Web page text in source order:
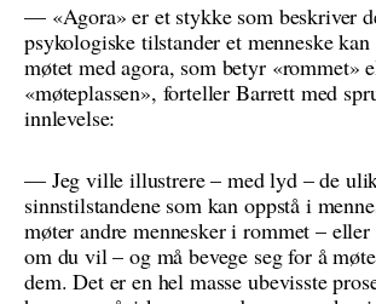
— «Agora» er et stykke som beskriver
psykologiske tilstander et menneske
møtet med agora, som betyr «rommet»
«møteplassen», forteller Barrett med
innlevelse:
— Jeg ville illustrere – med lyd – de
sinnstilstandene som kan oppstå i
møter andre mennesker i rommet – eller
om du vil – og må bevege seg for å
dem. Det er en hel masse ubevisste